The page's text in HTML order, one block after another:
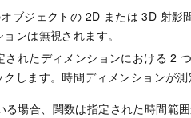
ブジェクトの 2D または 3D 射影
ンは無視されます。
れたディメンションにおける 2
します。時間ディメンションが測
る場合、関数は指定された時間範